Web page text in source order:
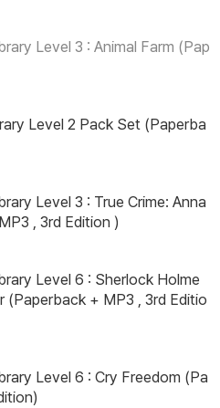
Level 3 : Animal Farm (Pap
Level 2 Pack Set (Paperba
Level 3 : True Crime: Anna
, 3rd Edition )
Level 6 : Sherlock Holme
(Paperback + MP3 , 3rd Editio
Level 6 : Cry Freedom (Pa